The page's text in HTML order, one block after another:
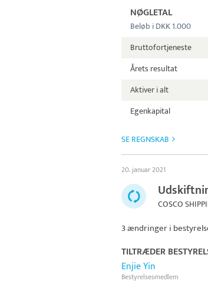
NØGLETAL
Beløb i DKK 1.000
Bruttofortjeneste
Årets resultat
Aktiver i alt
Egenkapital
SE REGNSKAB
20. januar 2021
COSCO
3 ændringer i
TILTRÆDER
Enjie Yin
Bestyrelsesmedlem